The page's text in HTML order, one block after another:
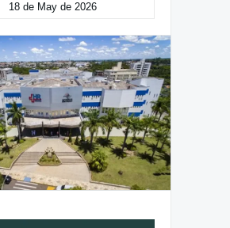
18 de May de 2026